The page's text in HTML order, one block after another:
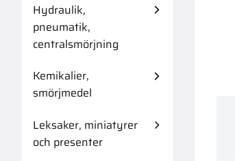
Hydraulik,
pneumatik,
centralsmörjning
Kemikalier,
smörjmedel
Leksaker, miniatyrer
och presenter